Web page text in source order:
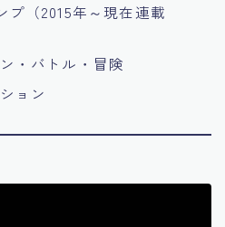
プ（2015年～現在連載
・バトル・冒険
ョン